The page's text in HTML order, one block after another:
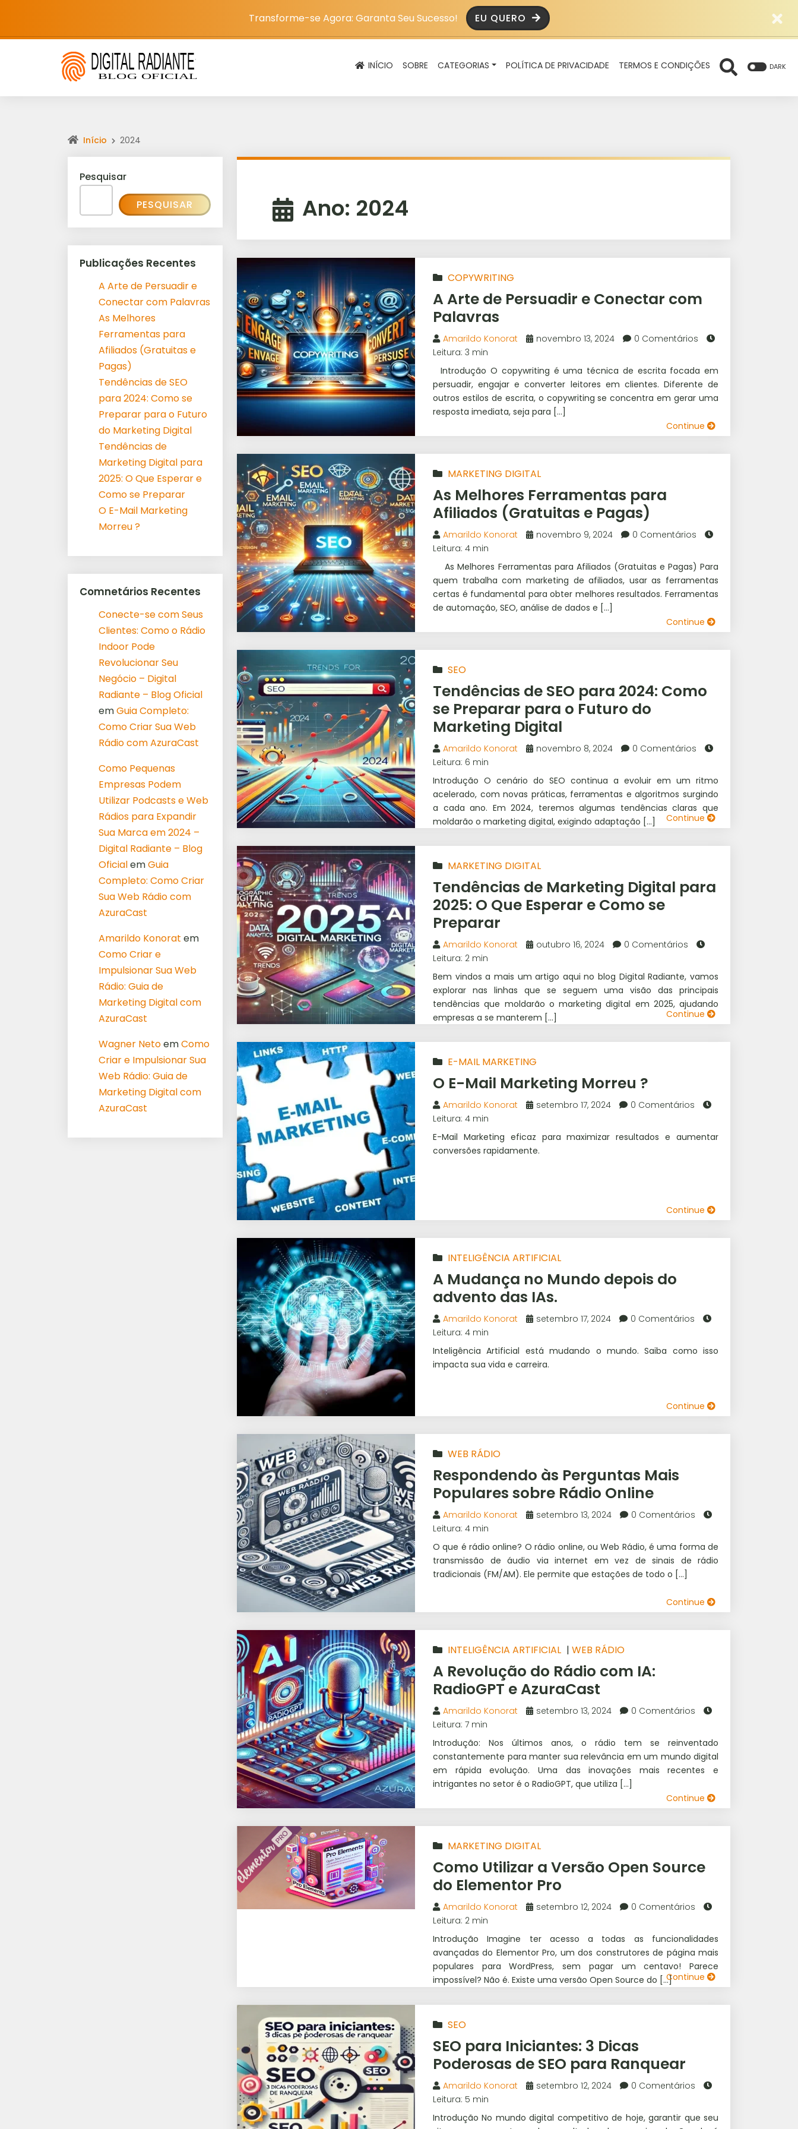
Transforme-se Agora: Garanta Seu Sucesso! EU QUERO
INÍCIO SOBRE CATEGORIAS POLÍTICA DE PRIVACIDADE TERMOS E CONDIÇÕES DARK
Início 2024
Ano: 2024
COPYWRITING
A Arte de Persuadir e Conectar com
Palavras
Amarildo Konorat novembro 13, 2024
0 Comentários
Leitura: 3 min
Introdução O copywriting é uma técnica de escrita focada em
persuadir, engajar e converter leitores em clientes. Diferente de
outros estilos de escrita, o copywriting se concentra em gerar uma
resposta imediata, seja para […]
Continue
MARKETING DIGITAL
As Melhores Ferramentas para
Afiliados (Gratuitas e Pagas)
Amarildo Konorat novembro 9, 2024
0 Comentários
Leitura: 4 min
As Melhores Ferramentas para Afiliados (Gratuitas e Pagas) Para
quem trabalha com marketing de afiliados, usar as ferramentas
certas é fundamental para obter melhores resultados. Ferramentas
de automação, SEO, análise de dados e […]
Continue
SEO
Tendências de SEO para 2024: Como
se Preparar para o Futuro do
Marketing Digital
Amarildo Konorat novembro 8, 2024
0 Comentários
Leitura: 6 min
Introdução O cenário do SEO continua a evoluir em um ritmo
acelerado, com novas práticas, ferramentas e algoritmos surgindo
a cada ano. Em 2024, teremos algumas tendências claras que
moldarão o marketing digital, exigindo adaptação […]
Continue
MARKETING DIGITAL
Tendências de Marketing Digital para
2025: O Que Esperar e Como se
Preparar
Amarildo Konorat outubro 16, 2024
0 Comentários
Leitura: 2 min
Bem vindos a mais um artigo aqui no blog Digital Radiante, vamos
explorar nas linhas que se seguem uma visão das principais
tendências que moldarão o marketing digital em 2025, ajudando
empresas a se manterem […]
Continue
E-MAIL MARKETING
O E-Mail Marketing Morreu ?
Amarildo Konorat setembro 17, 2024
0 Comentários
Leitura: 4 min
E-Mail Marketing eficaz para maximizar resultados e aumentar
conversões rapidamente.
Continue
INTELIGÊNCIA ARTIFICIAL
A Mudança no Mundo depois do
advento das IAs.
Amarildo Konorat setembro 17, 2024
0 Comentários
Leitura: 4 min
Inteligência Artificial está mudando o mundo. Saiba como isso
impacta sua vida e carreira.
Continue
WEB RÁDIO
Respondendo às Perguntas Mais
Populares sobre Rádio Online
Amarildo Konorat setembro 13, 2024
0 Comentários
Leitura: 4 min
O que é rádio online? O rádio online, ou Web Rádio, é uma forma de
transmissão de áudio via internet em vez de sinais de rádio
tradicionais (FM/AM). Ele permite que estações de todo o […]
Continue
INTELIGÊNCIA ARTIFICIAL | WEB RÁDIO
A Revolução do Rádio com IA:
RadioGPT e AzuraCast
Amarildo Konorat setembro 13, 2024
0 Comentários
Leitura: 7 min
Introdução: Nos últimos anos, o rádio tem se reinventado
constantemente para manter sua relevância em um mundo digital
em rápida evolução. Uma das inovações mais recentes e
intrigantes no setor é o RadioGPT, que utiliza […]
Continue
MARKETING DIGITAL
Como Utilizar a Versão Open Source
do Elementor Pro
Amarildo Konorat setembro 12, 2024
0 Comentários
Leitura: 2 min
Introdução Imagine ter acesso a todas as funcionalidades
avançadas do Elementor Pro, um dos construtores de página mais
populares para WordPress, sem pagar um centavo! Parece
impossível? Não é. Existe uma versão Open Source do […]Continue
SEO
SEO para Iniciantes: 3 Dicas
Poderosas de SEO para Ranquear
Amarildo Konorat setembro 12, 2024
0 Comentários
Leitura: 5 min
Introdução No mundo digital competitivo de hoje, garantir que seu
Pesquisar
PESQUISAR
Publicações Recentes
A Arte de Persuadir e
Conectar com Palavras
As Melhores
Ferramentas para
Afiliados (Gratuitas e
Pagas)
Tendências de SEO
para 2024: Como se
Preparar para o Futuro
do Marketing Digital
Tendências de
Marketing Digital para
2025: O Que Esperar e
Como se Preparar
O E-Mail Marketing
Morreu ?
Comnetários Recentes
Conecte-se com Seus
Clientes: Como o Rádio
Indoor Pode
Revolucionar Seu
Negócio – Digital
Radiante – Blog Oficial
emGuia Completo:
Como Criar Sua Web
Rádio com AzuraCast
Como Pequenas
Empresas Podem
Utilizar Podcasts e Web
Rádios para Expandir
Sua Marca em 2024 –
Digital Radiante – Blog
OficialemGuia
Completo: Como Criar
Sua Web Rádio com
AzuraCast
Amarildo Konorat em
Como Criar e
Impulsionar Sua Web
Rádio: Guia de
Marketing Digital com
AzuraCast
Wagner NetoemComo
Criar e Impulsionar Sua
Web Rádio: Guia de
Marketing Digital com
AzuraCast